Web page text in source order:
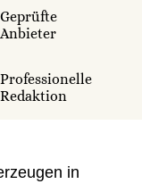
Geprüfte
Anbieter
Professionelle
Redaktion
in